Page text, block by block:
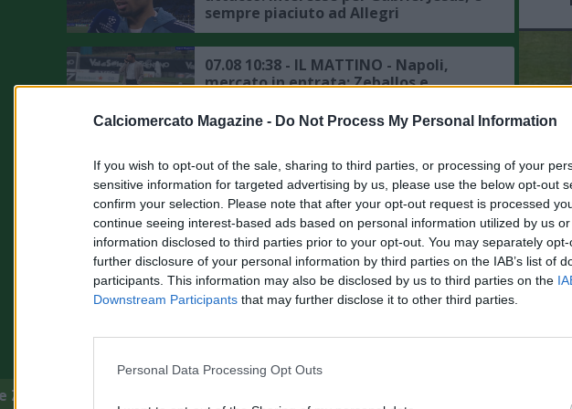
Calciomercato Magazine - Do Not Process My Personal Information
If you wish to opt-out of the sale, sharing to third parties, or processing of your
sensitive information for targeted advertising by us, please use the below opt-out
confirm your selection. Please note that after your opt-out request is processed
continue seeing interest-based ads based on personal information utilized by us
information disclosed to third parties prior to your opt-out. You may separately
further disclosure of your personal information by third parties on the IAB’s list of
participants. This information may also be disclosed by us to third parties on the
Downstream Participants that may further disclose it to other third parties.
Personal Data Processing Opt Outs
sempre piaciuto ad Allegri
07.08 10:38 - IL MATTINO - Napoli,
mercato in entrata: Zeballos e
sbloccare il mercato in entrata serve
la partenza di Lukaku, la situazione
07.08 09:42 - CDS - Napoli, mercato in
uscita: l'incasso del Chelsea sulla
futura rivendita di Lukaku
difesa: Badiashile può essere un
del